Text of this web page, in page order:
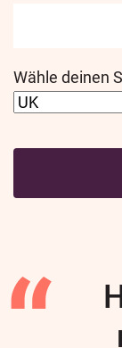
Wähle deinen